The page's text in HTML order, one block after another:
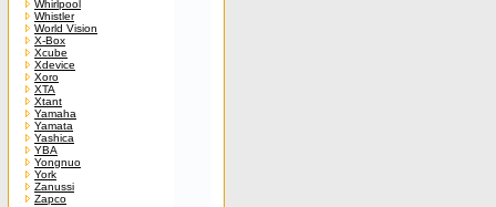
Whirlpool
Whistler
World Vision
X-Box
Xcube
Xdevice
Xoro
XTA
Xtant
Yamaha
Yamata
Yashica
YBA
Yongnuo
York
Zanussi
Zapco